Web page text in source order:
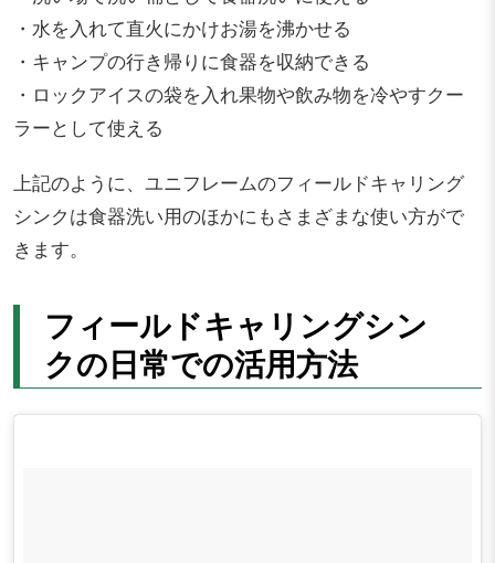
・水を入れて直火にかけお湯を沸かせる
・キャンプの行き帰りに食器を収納できる
・ロックアイスの袋を入れ果物や飲み物を冷やすクー
ラーとして使える
上記のように、ユニフレームのフィールドキャリング
シンクは食器洗い用のほかにもさまざまな使い方がで
きます。
フィールドキャリングシン
クの日常での活用方法